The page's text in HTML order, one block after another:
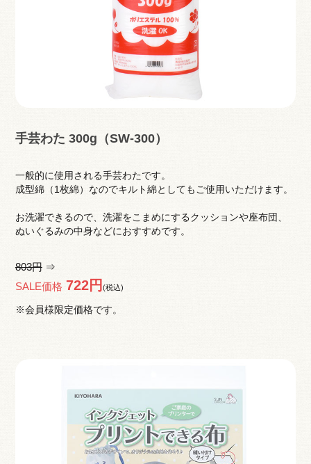
手芸わた 300g（SW-300）
一般的に使用される手芸わたです。
成型綿（1枚綿）なのでキルト綿としてもご使用いただけます。
お洗濯できるので、洗濯をこまめにするクッションや座布団、
ぬいぐるみの中身などにおすすめです。
803円⇒
SALE価格 722円 (税込)
※会員様限定価格です。